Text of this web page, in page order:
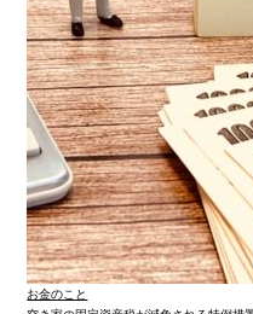
お金のこと